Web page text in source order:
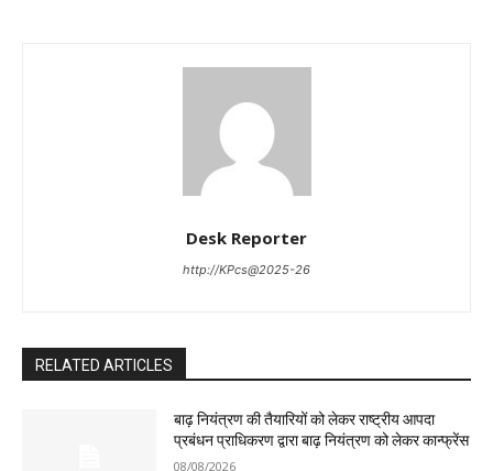
Desk Reporter
http://KPcs@2025-26
RELATED ARTICLES
बाढ़ नियंत्रण की तैयारियों को लेकर राष्ट्रीय आपदा
प्रबंधन प्राधिकरण द्वारा बाढ़ नियंत्रण को लेकर कान्फ्रेंस
08/08/2026